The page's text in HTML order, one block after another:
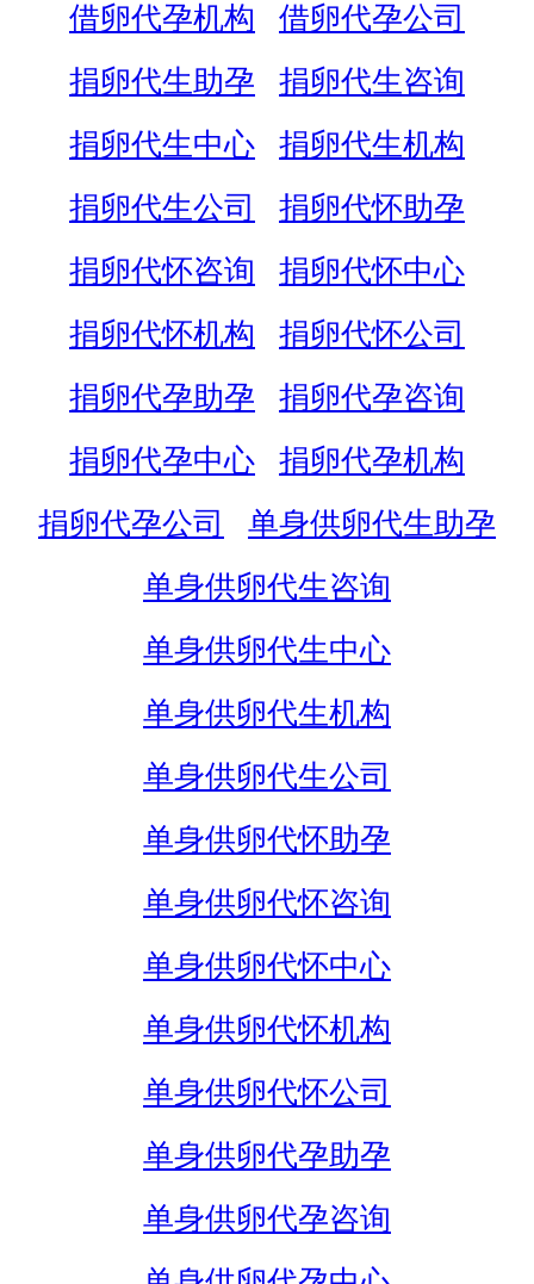
借卵代孕机构
借卵代孕公司
捐卵代生助孕
捐卵代生咨询
捐卵代生中心
捐卵代生机构
捐卵代生公司
捐卵代怀助孕
捐卵代怀咨询
捐卵代怀中心
捐卵代怀机构
捐卵代怀公司
捐卵代孕助孕
捐卵代孕咨询
捐卵代孕中心
捐卵代孕机构
捐卵代孕公司
单身供卵代生助孕
单身供卵代生咨询
单身供卵代生中心
单身供卵代生机构
单身供卵代生公司
单身供卵代怀助孕
单身供卵代怀咨询
单身供卵代怀中心
单身供卵代怀机构
单身供卵代怀公司
单身供卵代孕助孕
单身供卵代孕咨询